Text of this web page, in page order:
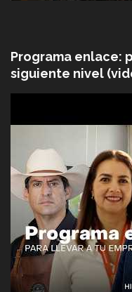
Programa enlace:
siguiente nivel